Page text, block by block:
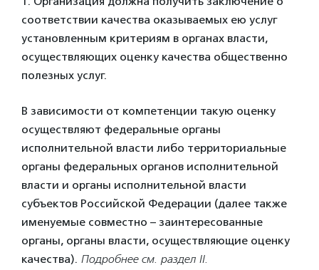
соответствии качества оказываемых ею услуг
установленным критериям в органах власти,
осуществляющих оценку качества общественно
полезных услуг.
В зависимости от компетенции такую оценку
осуществляют федеральные органы
исполнительной власти либо территориальные
органы федеральных органов исполнительной
власти и органы исполнительной власти
субъектов Российской Федерации (далее также
именуемые совместно – заинтересованные
органы, органы власти, осуществляющие оценку
качества). Подробнее см. раздел II.